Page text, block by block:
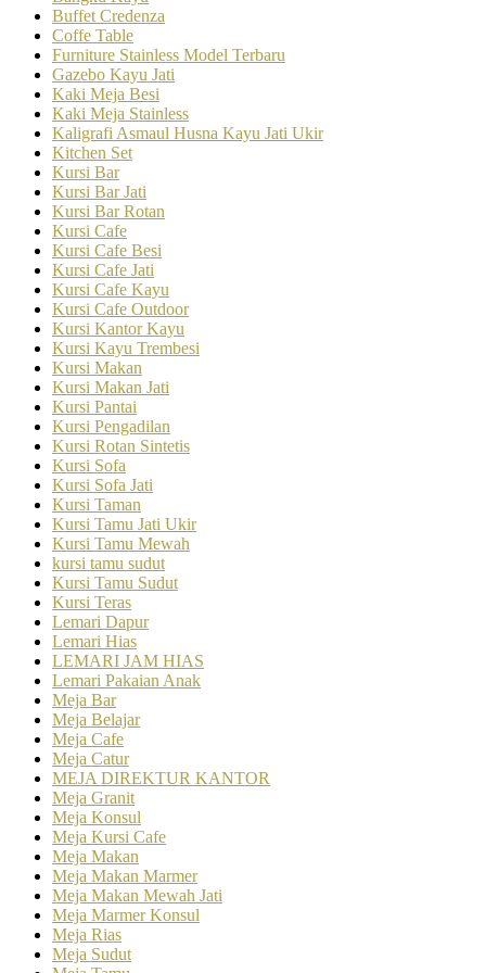
Buffet Credenza
Coffe Table
Furniture Stainless Model Terbaru
Gazebo Kayu Jati
Kaki Meja Besi
Kaki Meja Stainless
Kaligrafi Asmaul Husna Kayu Jati Ukir
Kitchen Set
Kursi Bar
Kursi Bar Jati
Kursi Bar Rotan
Kursi Cafe
Kursi Cafe Besi
Kursi Cafe Jati
Kursi Cafe Kayu
Kursi Cafe Outdoor
Kursi Kantor Kayu
Kursi Kayu Trembesi
Kursi Makan
Kursi Makan Jati
Kursi Pantai
Kursi Pengadilan
Kursi Rotan Sintetis
Kursi Sofa
Kursi Sofa Jati
Kursi Taman
Kursi Tamu Jati Ukir
Kursi Tamu Mewah
kursi tamu sudut
Kursi Tamu Sudut
Kursi Teras
Lemari Dapur
Lemari Hias
LEMARI JAM HIAS
Lemari Pakaian Anak
Meja Bar
Meja Belajar
Meja Cafe
Meja Catur
MEJA DIREKTUR KANTOR
Meja Granit
Meja Konsul
Meja Kursi Cafe
Meja Makan
Meja Makan Marmer
Meja Makan Mewah Jati
Meja Marmer Konsul
Meja Rias
Meja Sudut